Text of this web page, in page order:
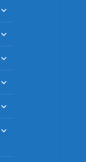
меню
раскрыть
меню
раскрыть
меню
раскрыть
меню
раскрыть
меню
раскрыть
меню
раскрыть